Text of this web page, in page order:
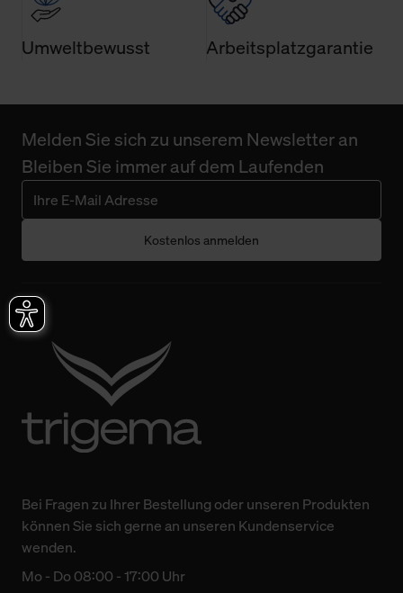
Umweltbewusst Arbeitsplatzgarantie
Melden Sie sich zu unserem Newsletter an
Bleiben Sie immer auf dem Laufenden
Kostenlos anmelden
Bei Fragen zu Ihrer Bestellung oder unseren Produkten
können Sie sich gerne an unseren Kundenservice
wenden.
Mo - Do 08:00 - 17:00 Uhr